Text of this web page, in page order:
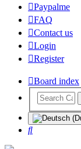
Paypalme
FAQ
Contact us
Login
Register
Board index
Search